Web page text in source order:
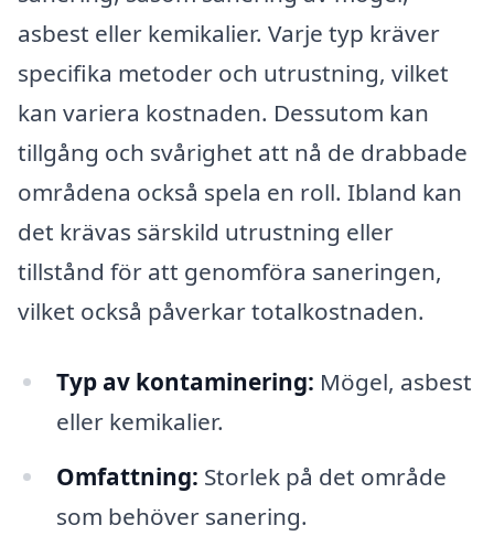
asbest eller kemikalier. Varje typ kräver
specifika metoder och utrustning, vilket
kan variera kostnaden. Dessutom kan
tillgång och svårighet att nå de drabbade
områdena också spela en roll. Ibland kan
det krävas särskild utrustning eller
tillstånd för att genomföra saneringen,
vilket också påverkar totalkostnaden.
Typ av kontaminering: Mögel, asbest
eller kemikalier.
Omfattning: Storlek på det område
som behöver sanering.